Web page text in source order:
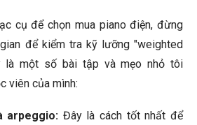
cụ để chọn mua piano điện, đừng
để kiểm tra kỹ lưỡng "weighted
là một số bài tập và mẹo nhỏ tôi
viên của mình:
arpeggio: Đây là cách tốt nhất để